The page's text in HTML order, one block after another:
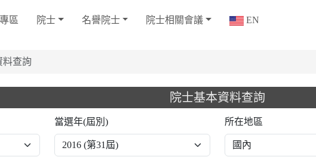
區 院士 名譽院士 院士相關會議 EN
料查詢
院士基本資料查詢
當選年(屆別) 所在地區